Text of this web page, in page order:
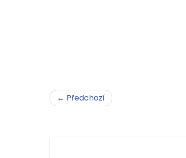
← Předchozí